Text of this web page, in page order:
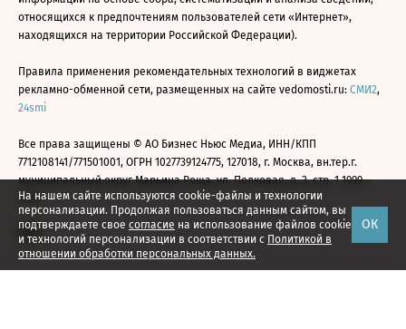
На нашем сайте используются cookie-файлы и технологии
персонализации. Продолжая пользоваться данным сайтом, вы
подтверждаете свое согласие на использование файлов cookie
и технологий персонализации в соответствии с Политикой в
отношении обработки персональных данных.
ОК
относящихся к предпочтениям пользователей сети «Интернет»,
находящихся на территории Российской Федерации).
Правила применения рекомендательных технологий в виджетах
рекламно-обменной сети, размещенных на сайте vedomosti.ru: СМИ2,
24smi
Все права защищены © АО Бизнес Ньюс Медиа, ИНН/КПП
7712108141/771501001, ОГРН 1027739124775, 127018, г. Москва, вн.тер.г.
муниципальный округ Марьина Роща, ул. Полковая, д. 3, стр. 1 1999—
2026